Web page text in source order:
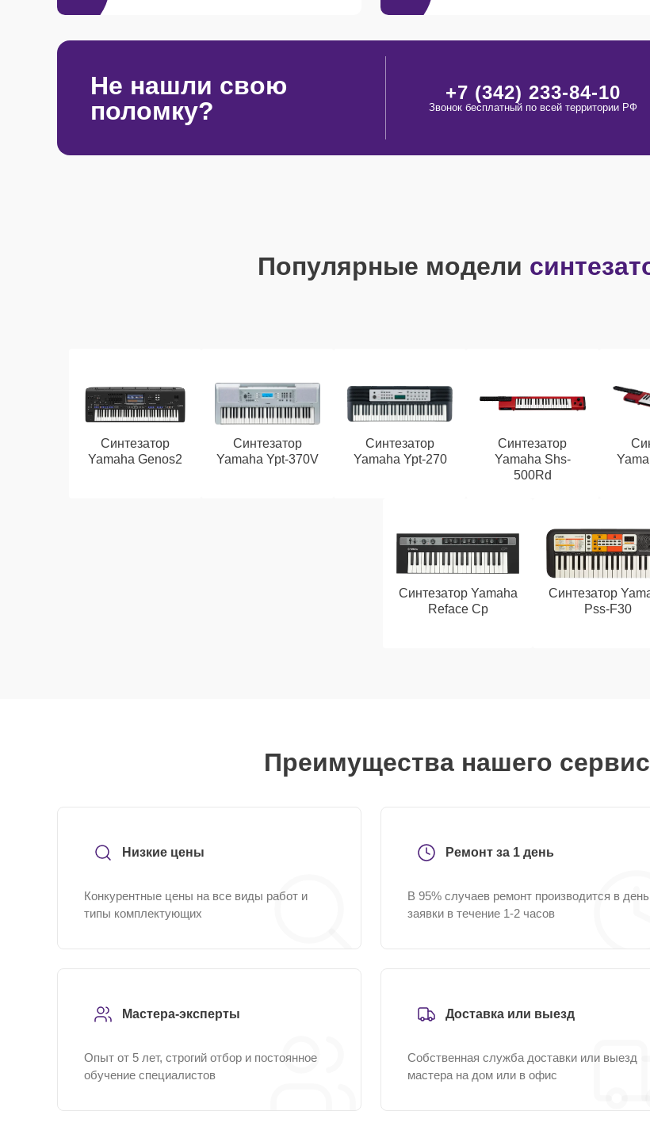
Не нашли свою
поломку?
+7 (342) 233-84-10
Звонок бесплатный по всей территории РФ
Популярные модели
Синтезатор
Yamaha Genos2
Синтезатор
Yamaha Ypt-370V
Синтезатор
Yamaha Ypt-270
Синтезатор
Yamaha Shs-
500Rd
Синтезатор Yamaha
Reface Cp
Синтезатор
Pss-F30
Преимущества нашего
Низкие цены
Конкурентные цены на все виды работ и
типы комплектующих
Ремонт за 1 день
В 95% случаев ремонт производится в день
заявки в течение 1-2 часов
Мастера-эксперты
Опыт от 5 лет, строгий отбор и постоянное
обучение специалистов
Доставка или выезд
Собственная служба доставки или выезд
мастера на дом или в офис